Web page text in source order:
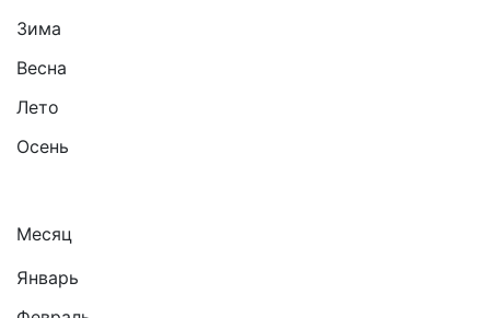
Зима
Весна
Лето
Осень
Месяц
Январь